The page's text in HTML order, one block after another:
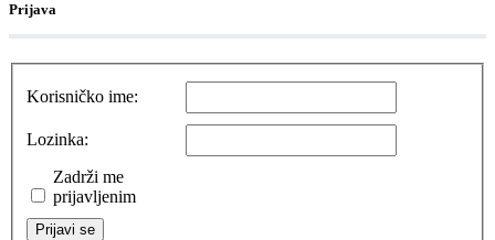
Prijava
Korisničko ime:
Lozinka:
Zadrži me
prijavljenim
Prijavi se